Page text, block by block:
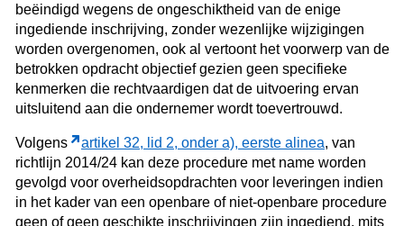
beëindigd wegens de ongeschiktheid van de enige
ingediende inschrijving, zonder wezenlijke wijzigingen
worden overgenomen, ook al vertoont het voorwerp van de
betrokken opdracht objectief gezien geen specifieke
kenmerken die rechtvaardigen dat de uitvoering ervan
uitsluitend aan die ondernemer wordt toevertrouwd.
Volgens artikel 32, lid 2, onder a), eerste alinea, van
richtlijn 2014/24 kan deze procedure met name worden
gevolgd voor overheidsopdrachten voor leveringen indien
in het kader van een openbare of niet-openbare procedure
geen of geen geschikte inschrijvingen zijn ingediend, mits